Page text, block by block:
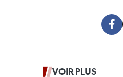
VOIR PLUS